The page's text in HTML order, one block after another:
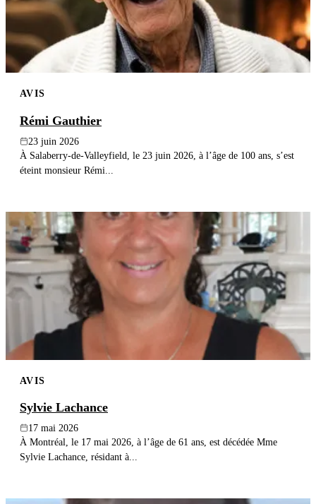
AVIS
Rémi Gauthier
23 juin 2026
À Salaberry-de-Valleyfield, le 23 juin 2026, à l’âge de 100 ans, s’est
éteint monsieur Rémi...
AVIS
Sylvie Lachance
17 mai 2026
À Montréal, le 17 mai 2026, à l’âge de 61 ans, est décédée Mme
Sylvie Lachance, résidant à...